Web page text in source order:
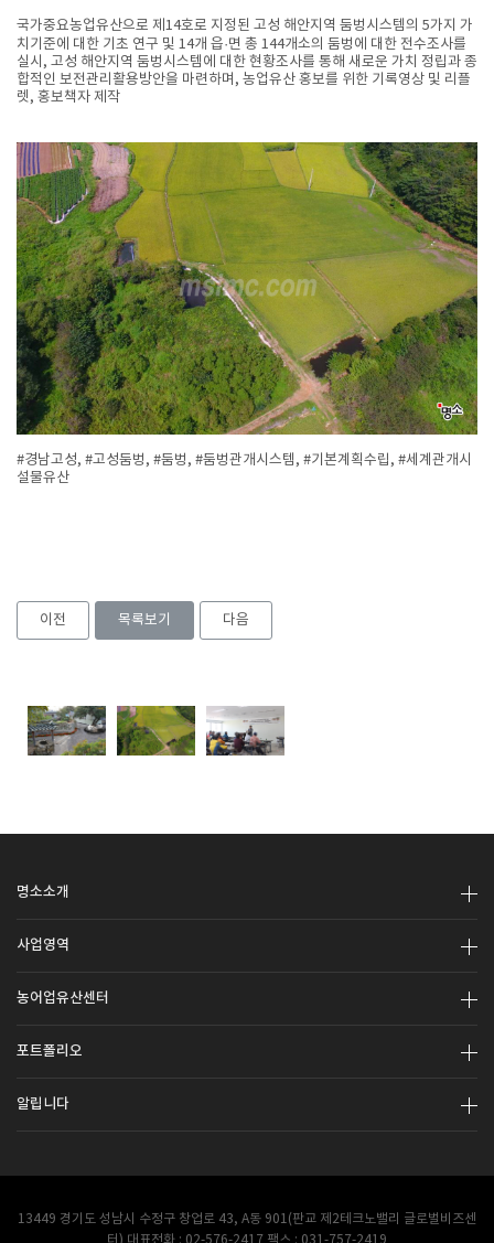
국가중요농업유산으로 제14호로 지정된 고성 해안지역 둠벙시스템의 5가지 가
치기준에 대한 기초 연구 및 14개 읍·면 총 144개소의 둠벙에 대한 전수조사를
실시, 고성 해안지역 둠벙시스템에 대한 현황조사를 통해 새로운 가치 정립과 종
합적인 보전관리활용방안을 마련하며, 농업유산 홍보를 위한 기록영상 및 리플
렛, 홍보책자 제작
#경남고성, #고성둠벙, #둠벙, #둠벙관개시스템, #기본계획수립, #세계관개시
설물유산
이전 목록보기 다음
명소소개
사업영역
농어업유산센터
포트폴리오
알립니다
13449 경기도 성남시 수정구 창업로 43, A동 901(판교 제2테크노밸리 글로벌비즈센